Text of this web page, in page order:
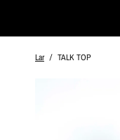
Lar / TALK TOP